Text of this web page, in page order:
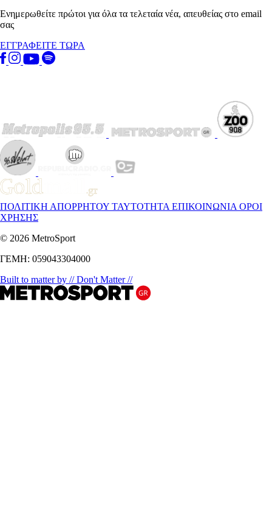
Ενημερωθείτε πρώτοι για όλα τα τελεταία νέα, απευθείας στο email
σας
ΕΓΓΡΑΦΕΙΤΕ ΤΩΡΑ
ΠΟΛΙΤΙΚΗ ΑΠΟΡΡΗΤΟΥ ΤΑΥΤΟΤΗΤΑ ΕΠΙΚΟΙΝΩΝΙΑ ΟΡΟΙ
ΧΡΗΣΗΣ
© 2026 MetroSport
ΓΕΜΗ: 059043304000
Built to matter by // Don't Matter //